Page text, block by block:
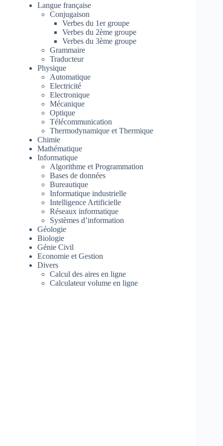
Langue française
Conjugaison
Verbes du 1er groupe
Verbes du 2ème groupe
Verbes du 3ème groupe
Grammaire
Traducteur
Physique
Automatique
Electricité
Electronique
Mécanique
Optique
Télécommunication
Thermodynamique et Thermique
Chimie
Mathématique
Informatique
Algorithme et Programmation
Bases de données
Bureautique
Informatique industrielle
Intelligence Artificielle
Réseaux informatique
Systèmes d’information
Géologie
Biologie
Génie Civil
Economie et Gestion
Divers
Calcul des aires en ligne
Calculateur volume en ligne